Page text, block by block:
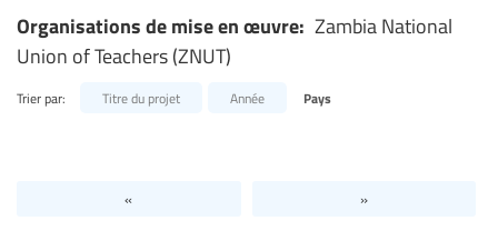
Organisations de mise en œuvre: Zambia National
Union of Teachers (ZNUT)
Trier par: Titre du projet Année Pays
« »